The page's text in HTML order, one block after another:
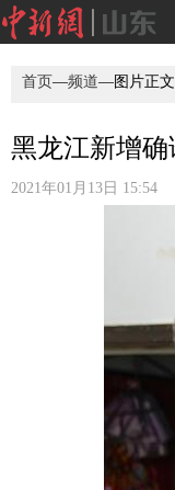
首页—频道—图片正文
黑龙江新增
2021年01月13日 15:54